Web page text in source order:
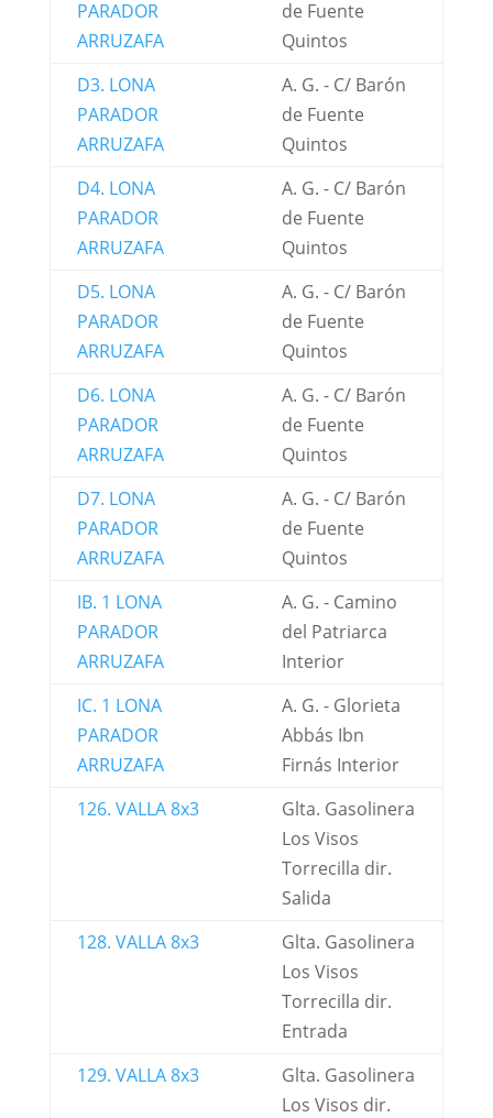
PARADOR
ARRUZAFA
de Fuente
Quintos
D3. LONA
PARADOR
ARRUZAFA
A. G. - C/ Barón
de Fuente
Quintos
D4. LONA
PARADOR
ARRUZAFA
A. G. - C/ Barón
de Fuente
Quintos
D5. LONA
PARADOR
ARRUZAFA
A. G. - C/ Barón
de Fuente
Quintos
D6. LONA
PARADOR
ARRUZAFA
A. G. - C/ Barón
de Fuente
Quintos
D7. LONA
PARADOR
ARRUZAFA
A. G. - C/ Barón
de Fuente
Quintos
IB. 1 LONA
PARADOR
ARRUZAFA
A. G. - Camino
del Patriarca
Interior
IC. 1 LONA
PARADOR
ARRUZAFA
A. G. - Glorieta
Abbás Ibn
Firnás Interior
126. VALLA 8x3
Glta. Gasolinera
Los Visos
Torrecilla dir.
Salida
128. VALLA 8x3
Glta. Gasolinera
Los Visos
Torrecilla dir.
Entrada
129. VALLA 8x3
Glta. Gasolinera
Los Visos dir.